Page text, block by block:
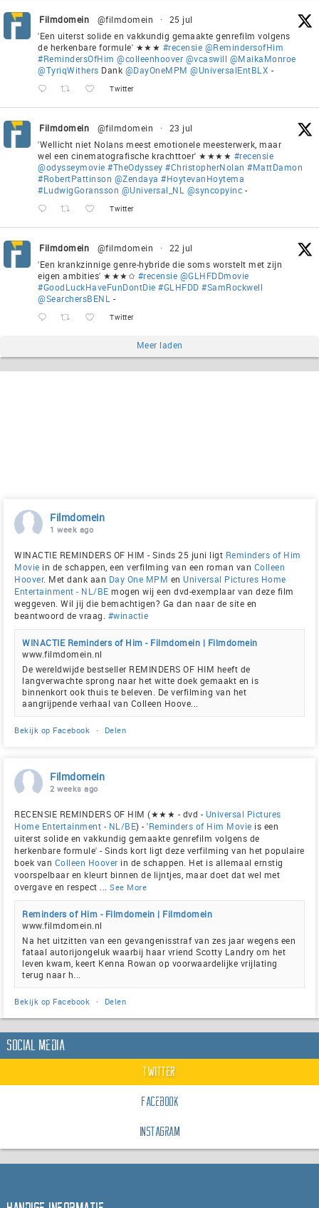
Filmdomein @filmdomein ·
25 jul
'Een uiterst solide en vakkundig gemaakte genrefilm volgens
de herkenbare formule' ★★★ #recensie @RemindersofHim
#RemindersOfHim @colleenhoover @vcaswill @MaikaMonroe
@TyriqWithers Dank @DayOneMPM @UniversalEntBLX -
Twitter
Filmdomein @filmdomein ·
23 jul
'Wellicht niet Nolans meest emotionele meesterwerk, maar
wel een cinematografische krachttoer' ★★★★ #recensie
@odysseymovie #TheOdyssey #ChristopherNolan #MattDamon
#RobertPattinson @Zendaya #HoytevanHoytema
#LudwigGoransson @Universal_NL @syncopyinc -
Twitter
Filmdomein @filmdomein ·
22 jul
'Een krankzinnige genre-hybride die soms worstelt met zijn
eigen ambities' ★★★✩ #recensie @GLHFDDmovie
#GoodLuckHaveFunDontDie #GLHFDD #SamRockwell
@SearchersBENL -
Twitter
Meer laden
Filmdomein
1 week ago
WINACTIE REMINDERS OF HIM - Sinds 25 juni ligt Reminders of Him
Movie in de schappen, een verfilming van een roman van Colleen
Hoover. Met dank aan Day One MPM en Universal Pictures Home
Entertainment - NL/BE mogen wij een dvd-exemplaar van deze film
weggeven. Wil jij die bemachtigen? Ga dan naar de site en
beantwoord de vraag. #winactie
WINACTIE Reminders of Him - Filmdomein | Filmdomein
www.filmdomein.nl
De wereldwijde bestseller REMINDERS OF HIM heeft de
langverwachte sprong naar het witte doek gemaakt en is
binnenkort ook thuis te beleven. De verfilming van het
aangrijpende verhaal van Colleen Hoove...
Bekijk op Facebook · Delen
Filmdomein
2 weeks ago
RECENSIE REMINDERS OF HIM (★★★ - dvd - Universal Pictures
Home Entertainment - NL/BE) - 'Reminders of Him Movie is een
uiterst solide en vakkundig gemaakte genrefilm volgens de
herkenbare formule' - Sinds kort ligt deze verfilming van het populaire
boek van Colleen Hoover in de schappen. Het is allemaal ernstig
voorspelbaar en kleurt binnen de lijntjes, maar doet dat wel met
overgave en respect ... See More
Reminders of Him - Filmdomein | Filmdomein
www.filmdomein.nl
Na het uitzitten van een gevangenisstraf van zes jaar wegens een
fataal autorijongeluk waarbij haar vriend Scotty Landry om het
leven kwam, keert Kenna Rowan op voorwaardelijke vrijlating
terug naar h...
Bekijk op Facebook · Delen
Social Media
Twitter
Facebook
Instagram